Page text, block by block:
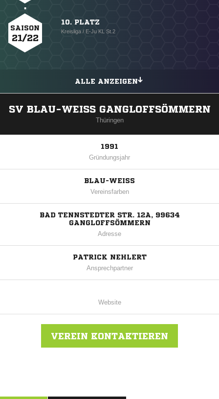
SAISON
21/22
10. PLATZ
Kreisliga / E-Ju KL St.2
ALLE ANZEIGEN
SV BLAU-WEISS GANGLOFFSÖMMERN
Thüringen
1991
Gründungsjahr
BLAU-WEISS
Vereinsfarben
BAD TENNSTEDTER STR. 12A, 99634
GANGLOFFSÖMMERN
Adresse
PATRICK NEHLERT
Ansprechpartner
Website
VEREIN KONTAKTIEREN